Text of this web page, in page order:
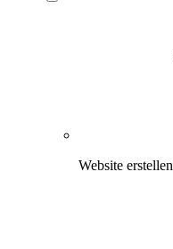
Website erstellen